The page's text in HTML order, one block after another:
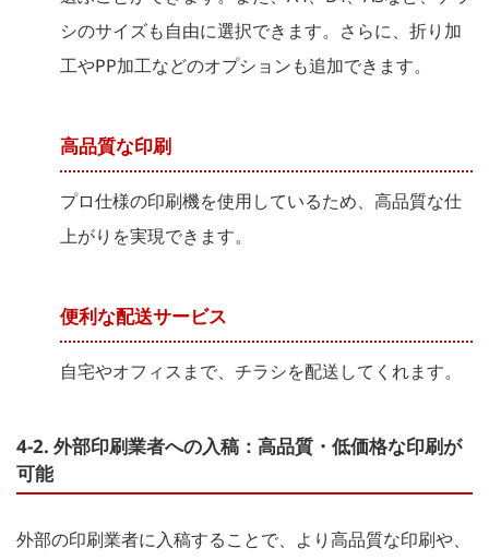
シのサイズも自由に選択できます。さらに、折り加
工やPP加工などのオプションも追加できます。
高品質な印刷
プロ仕様の印刷機を使用しているため、高品質な仕
上がりを実現できます。
便利な配送サービス
自宅やオフィスまで、チラシを配送してくれます。
4-2. 外部印刷業者への入稿：高品質・低価格な印刷が
可能
外部の印刷業者に入稿することで、より高品質な印刷や、